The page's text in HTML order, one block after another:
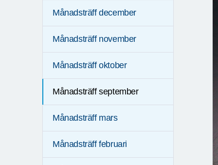
Månadsträff december
Månadsträff november
Månadsträff oktober
Månadsträff september
Månadsträff mars
Månadsträff februari